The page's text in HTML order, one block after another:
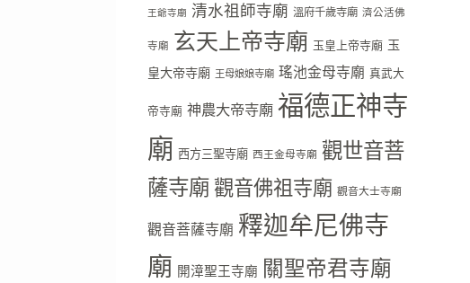
王爺寺廟 清水祖師寺廟 溫府千歲寺廟 濟公活佛
寺廟 玄天上帝寺廟 玉皇上帝寺廟 玉
皇大帝寺廟 王母娘娘寺廟 瑤池金母寺廟 真武大
帝寺廟 神農大帝寺廟 福德正神寺
廟 西方三聖寺廟 西王金母寺廟 觀世音菩
薩寺廟觀音佛祖寺廟 觀音大士寺廟
觀音菩薩寺廟 釋迦牟尼佛寺
廟 開漳聖王寺廟 關聖帝君寺廟